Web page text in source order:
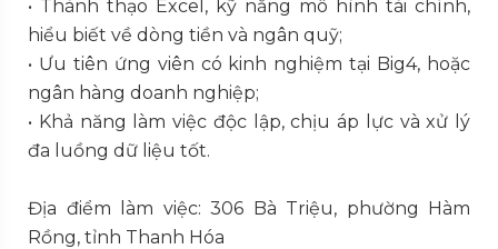
• Thành thạo Excel, kỹ năng mô hình tài chính,
hiểu biết về dòng tiền và ngân quỹ;
• Ưu tiên ứng viên có kinh nghiệm tại Big4, hoặc
ngân hàng doanh nghiệp;
• Khả năng làm việc độc lập, chịu áp lực và xử lý
đa luồng dữ liệu tốt.
Địa điểm làm việc: 306 Bà Triệu, phường Hàm
Rồng, tỉnh Thanh Hóa